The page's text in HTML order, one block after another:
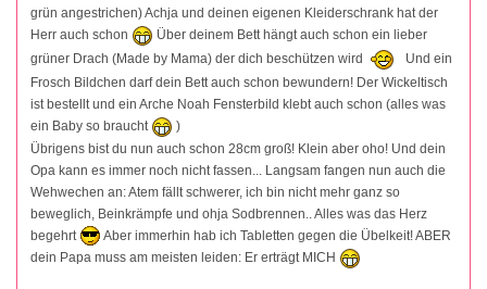
grün angestrichen) Achja und deinen eigenen Kleiderschrank hat der
Herr auch schon
Über deinem Bett hängt auch schon ein lieber
grüner Drach (Made by Mama) der dich beschützen wird
Und ein
Frosch Bildchen darf dein Bett auch schon bewundern! Der Wickeltisch
ist bestellt und ein Arche Noah Fensterbild klebt auch schon (alles was
ein Baby so braucht
)
Übrigens bist du nun auch schon 28cm groß! Klein aber oho! Und dein
Opa kann es immer noch nicht fassen... Langsam fangen nun auch die
Wehwechen an: Atem fällt schwerer, ich bin nicht mehr ganz so
beweglich, Beinkrämpfe und ohja Sodbrennen.. Alles was das Herz
begehrt
Aber immerhin hab ich Tabletten gegen die Übelkeit! ABER
dein Papa muss am meisten leiden: Er erträgt MICH